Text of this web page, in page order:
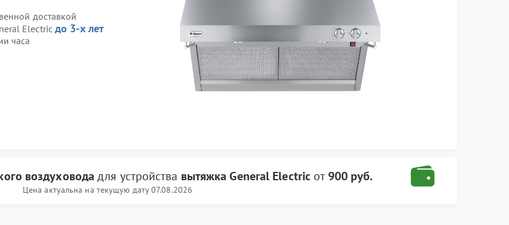
доставкой
Electric до 3-х лет
часа
воздуховода для устройства вытяжка General Electric от 900 руб.
Цена актуальна на текущую дату 07.08.2026